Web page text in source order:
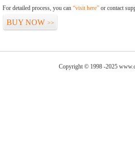
For detailed process, you can “visit here” or contact
BUY NOW >>
Copyright © 1998 -2025